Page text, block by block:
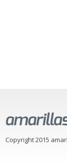
Copyright 2015